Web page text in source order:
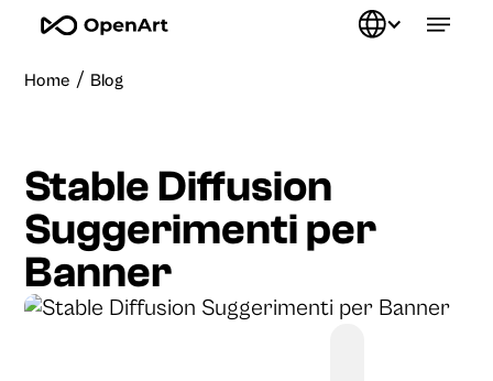
Home / Blog
Stable Diffusion
Suggerimenti per
Banner